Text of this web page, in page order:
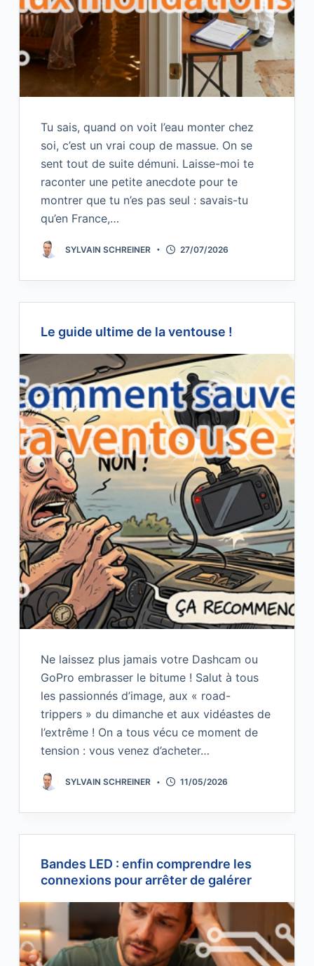
Tu sais, quand on voit l’eau monter chez
soi, c’est un vrai coup de massue. On se
sent tout de suite démuni. Laisse-moi te
raconter une petite anecdote pour te
montrer que tu n’es pas seul : savais-tu
qu’en France,…
SYLVAIN SCHREINER 27/07/2026
Le guide ultime de la ventouse !
Ne laissez plus jamais votre Dashcam ou
GoPro embrasser le bitume ! Salut à tous
les passionnés d’image, aux « road-
trippers » du dimanche et aux vidéastes de
l’extrême ! On a tous vécu ce moment de
tension : vous venez d’acheter…
SYLVAIN SCHREINER 11/05/2026
Bandes LED : enfin comprendre les
connexions pour arrêter de galérer